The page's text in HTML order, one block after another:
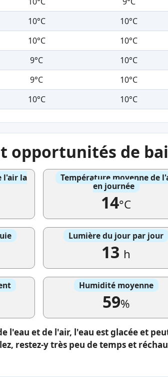
10°C 10°C
10°C 10°C
9°C 10°C
9°C 10°C
10°C 10°C
opportunités de
l'air la Température moyenne de
en journée
14°C
Lumière du jour par jour
13 h
Humidité moyenne
59%
l'eau et de l'air, l'eau est glacée et
restez-y très peu de temps et